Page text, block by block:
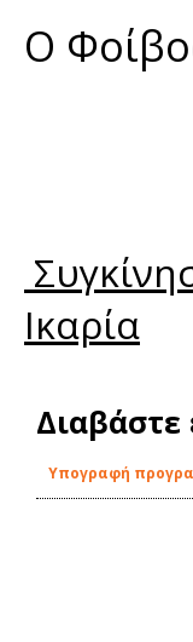
Ο
Ικαρία
Διαβάστε
Υπογραφή